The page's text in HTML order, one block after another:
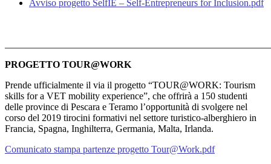
Avviso progetto SelfIE – Self-Entrepreneurs for Inclusion.pdf
PROGETTO TOUR@WORK
Prende ufficialmente il via il progetto “TOUR@WORK: Tourism
skills for a VET mobility experience”, che offrirà a 150 studenti
delle province di Pescara e Teramo l’opportunità di svolgere nel
corso del 2019 tirocini formativi nel settore turistico-alberghiero in
Francia, Spagna, Inghilterra, Germania, Malta, Irlanda.
Comunicato stampa partenze progetto Tour@Work.pdf